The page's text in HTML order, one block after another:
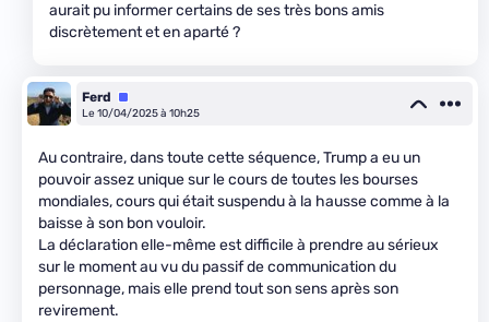
aurait pu informer certains de ses très bons amis
discrètement et en aparté ?
Ferd
Équipe
Le 10/04/2025 à 10h25
Au contraire, dans toute cette séquence, Trump a eu un
pouvoir assez unique sur le cours de toutes les bourses
mondiales, cours qui était suspendu à la hausse comme à la
baisse à son bon vouloir.
La déclaration elle-même est difficile à prendre au sérieux
sur le moment au vu du passif de communication du
personnage, mais elle prend tout son sens après son
revirement.